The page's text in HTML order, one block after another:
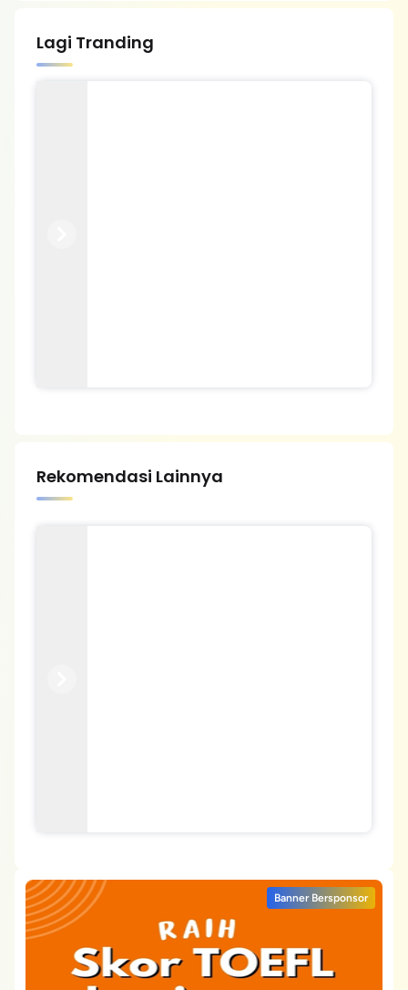
Lagi Tranding
Rekomendasi Lainnya
Banner Bersponsor